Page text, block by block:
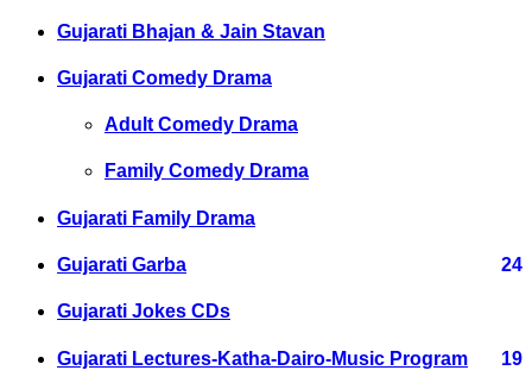
Gujarati Bhajan & Jain Stavan
Gujarati Comedy Drama
Adult Comedy Drama
Family Comedy Drama
Gujarati Family Drama
Gujarati Garba 24
Gujarati Jokes CDs
Gujarati Lectures-Katha-Dairo-Music Program 19